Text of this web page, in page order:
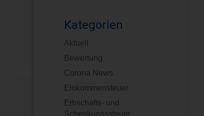
Kategorien
Aktuell
Bewertung
Corona News
Einkommensteuer
Erbschafts- und
Schenkungssteuer